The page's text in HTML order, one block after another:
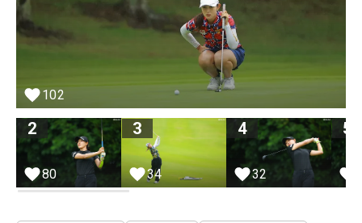
102
2
80
3
34
4
32
5